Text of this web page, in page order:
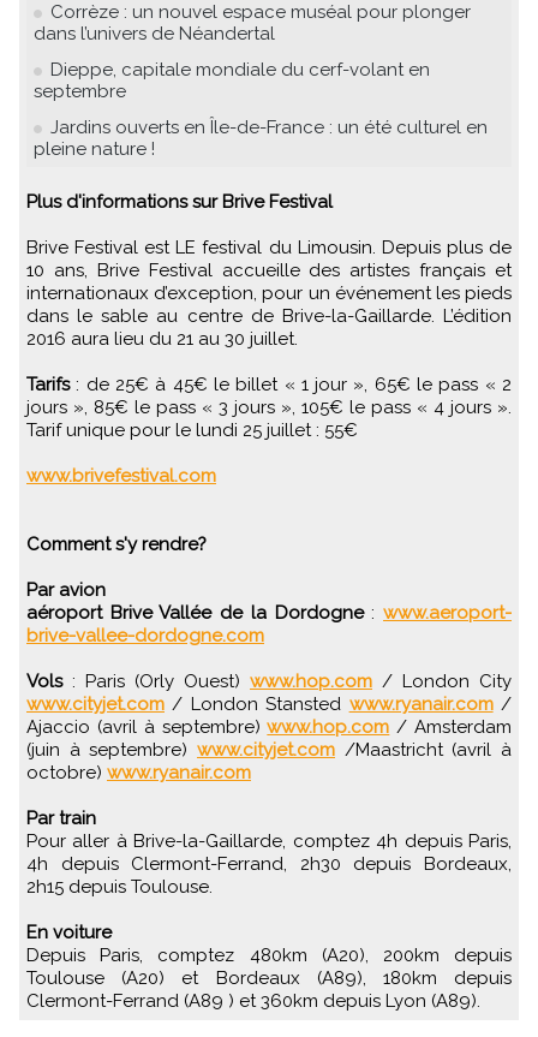
Corrèze : un nouvel espace muséal pour plonger
dans l’univers de Néandertal
Dieppe, capitale mondiale du cerf-volant en
septembre
Jardins ouverts en Île-de-France : un été culturel en
pleine nature !
Plus d'informations sur Brive Festival
Brive Festival est LE festival du Limousin. Depuis plus de
10 ans, Brive Festival accueille des artistes français et
internationaux d’exception, pour un événement les pieds
dans le sable au centre de Brive-la-Gaillarde. L’édition
2016 aura lieu du 21 au 30 juillet.
Tarifs: de 25€ à 45€ le billet « 1 jour », 65€ le pass « 2
jours », 85€ le pass « 3 jours », 105€ le pass « 4 jours ».
Tarif unique pour le lundi 25 juillet : 55€
www.brivefestival.com
Comment s'y rendre?
Par avion
aéroport Brive Vallée de la Dordogne:www.aeroport-
brive-vallee-dordogne.com
Vols: Paris (Orly Ouest) www.hop.com / London City
www.cityjet.com / London Stansted www.ryanair.com/
Ajaccio (avril à septembre)www.hop.com / Amsterdam
(juin à septembre) www.cityjet.com /Maastricht (avril à
octobre) www.ryanair.com
Par train
Pour aller à Brive-la-Gaillarde, comptez 4h depuis Paris,
4h depuis Clermont-Ferrand, 2h30 depuis Bordeaux,
2h15 depuis Toulouse.
En voiture
Depuis Paris, comptez 480km (A20), 200km depuis
Toulouse (A20) et Bordeaux (A89), 180km depuis
Clermont-Ferrand (A89 ) et 360km depuis Lyon (A89).